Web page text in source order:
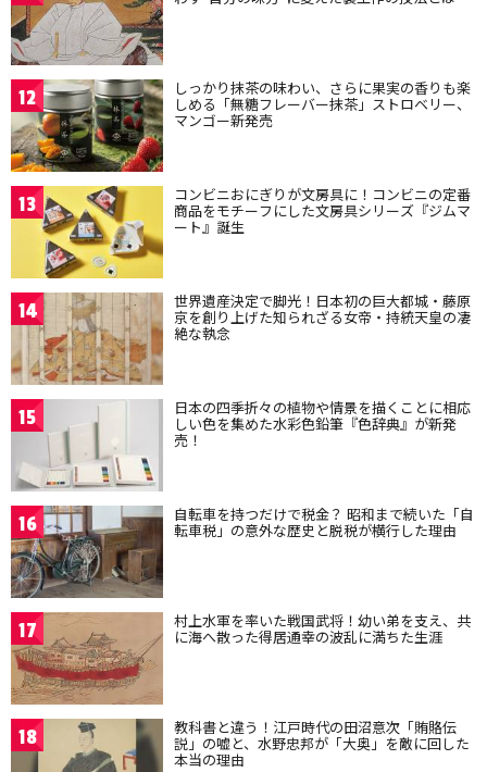
12 しっかり抹茶の味わい、さらに果実の香りも楽
しめる「無糖フレーバー抹茶」ストロベリー、
マンゴー新発売
13 コンビニおにぎりが文房具に！コンビニの定番
商品をモチーフにした文房具シリーズ『ジムマ
ート』誕生
14 世界遺産決定で脚光！日本初の巨大都城・藤原
京を創り上げた知られざる女帝・持統天皇の凄
絶な執念
15 日本の四季折々の植物や情景を描くことに相応
しい色を集めた水彩色鉛筆『色辞典』が新発
売！
16 自転車を持つだけで税金？ 昭和まで続いた「自
転車税」の意外な歴史と脱税が横行した理由
17 村上水軍を率いた戦国武将！幼い弟を支え、共
に海へ散った得居通幸の波乱に満ちた生涯
18 教科書と違う！江戸時代の田沼意次「賄賂伝
説」の嘘と、水野忠邦が「大奥」を敵に回した
本当の理由